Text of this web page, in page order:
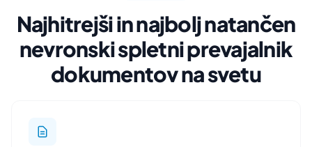
Najhitrejši in najbolj natančen
nevronski spletni prevajalnik
dokumentov na svetu